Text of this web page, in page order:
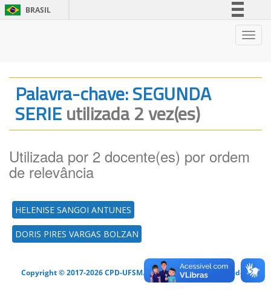
BRASIL
Legislação
Canais
Palavra-chave: SEGUNDA
SERIEutilizada 2 vez(es)
Utilizada por 2 docente(es) por ordem
de relevância
HELENISE SANGOI ANTUNES
DORIS PIRES VARGAS BOLZAN
Copyright © 2017-2026 CPD-UFSM. Todos os direitos reservados.